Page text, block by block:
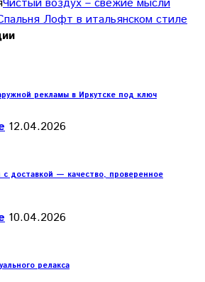
Чистый воздух – свежие мысли
Лофт в итальянском стиле
рекламы в Иркутске под ключ
12.04.2026
доставкой — качество, проверенное
10.04.2026
релакса